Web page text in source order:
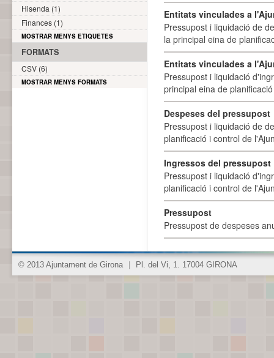
Entitats vinculades a
Pressupost i liquidació de
la principal eina de
Entitats vinculades a
Pressupost i liquidació
principal eina de
Despeses del pressupost
Pressupost i liquidació de
planificació i control de
Ingressos del pressupost
Pressupost i liquidació
planificació i control de
Pressupost
Pressupost de despeses
Hisenda (1)
Finances (1)
MOSTRAR MENYS ETIQUETES
FORMATS
CSV (6)
MOSTRAR MENYS FORMATS
© 2013 Ajuntament de Girona Pl. del Vi, 1. 17004 GIRONA